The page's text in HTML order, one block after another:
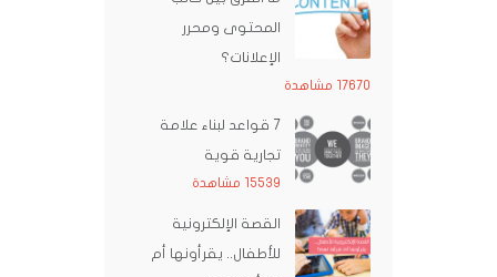
المحتوى ومحرر
الإعلانات؟
17670 مشاهدة
7 قواعد لبناء علامة
تجارية قوية
15539 مشاهدة
القصة الإلكترونية
للأطفال.. يقرأونها أم